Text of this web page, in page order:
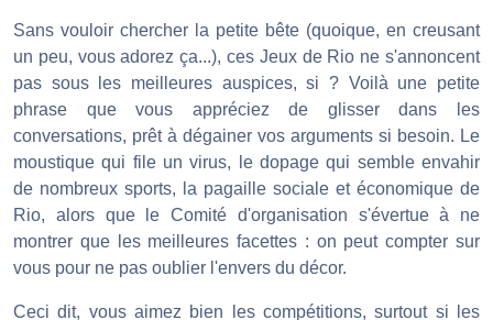
Sans vouloir chercher la petite bête (quoique, en creusant
un peu, vous adorez ça...), ces Jeux de Rio ne s'annoncent
pas sous les meilleures auspices, si ? Voilà une petite
phrase que vous appréciez de glisser dans les
conversations, prêt à dégainer vos arguments si besoin. Le
moustique qui file un virus, le dopage qui semble envahir
de nombreux sports, la pagaille sociale et économique de
Rio, alors que le Comité d'organisation s'évertue à ne
montrer que les meilleures facettes : on peut compter sur
vous pour ne pas oublier l'envers du décor.
Ceci dit, vous aimez bien les compétitions, surtout si les